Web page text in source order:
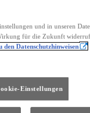
und in unseren
für die Zukunft
den Datenschutzhinweisen
Einstellungen